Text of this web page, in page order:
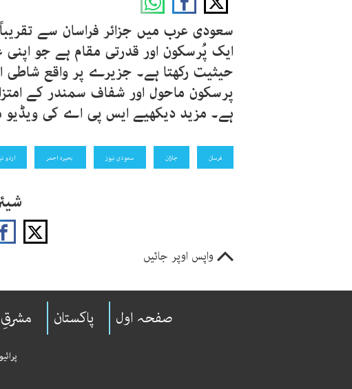
ایک پُرسکون اور قدرتی مقام ہے جو
حیثیت رکھتا ہے۔ جزیرے پر واقع شاطی
پرسکون ماحول اور شفاف سمندر کے
ہے۔ مزید دیکھیے ایس پی اے کی ویڈیو
فرسان جازان سعودی نیوز بحیرہ احمر اردو
واپس اوپر جائیں
صفحہ اول پاکستان